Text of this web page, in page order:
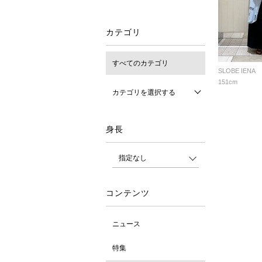
カテゴリ
すべてのカテゴリ
カテゴリを選択する
身長
コンテンツ
ニュース
特集
SLOBE IENA
151cm